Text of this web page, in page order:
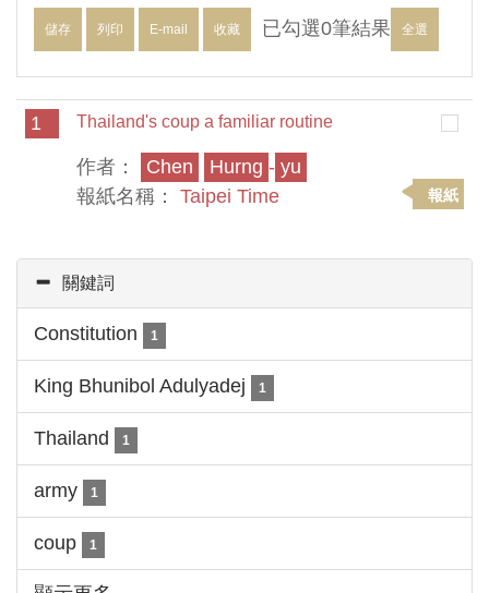
儲存 列印 E-mail 收藏 已勾選0筆結果 全選
1 Thailand's coup a familiar routine
作者： Chen Hurng - yu
報紙名稱： Taipei Time 報紙
關鍵詞
Constitution 1
King Bhunibol Adulyadej 1
Thailand 1
army 1
coup 1